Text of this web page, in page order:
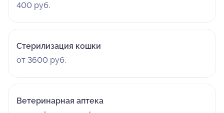
400 руб.
Стерилизация кошки
от 3600 руб.
Ветеринарная аптека